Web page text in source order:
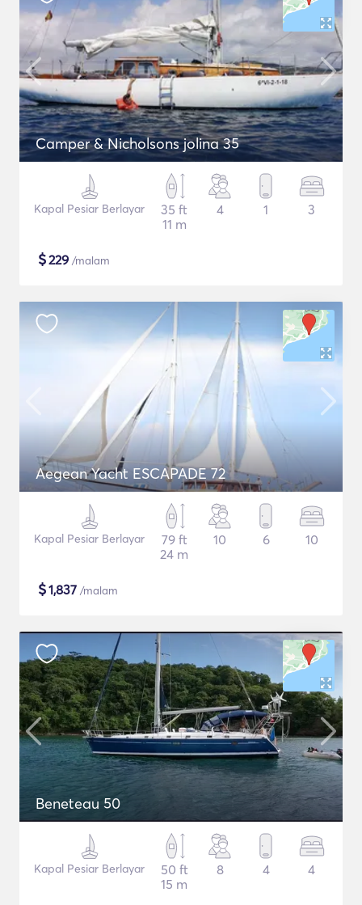
Camper & Nicholsons jolina 35
Kapal Pesiar Berlayar
35 ft
11 m
4 1 3
$229 /malam
Aegean Yacht ESCAPADE 72
Kapal Pesiar Berlayar
79 ft
24 m
10 6 10
$1,837 /malam
Beneteau 50
Kapal Pesiar Berlayar
50 ft
15 m
8 4 4